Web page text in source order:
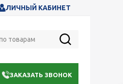
ЛИЧНЫЙ КАБИНЕТ
ЗАКАЗАТЬ ЗВОНОК